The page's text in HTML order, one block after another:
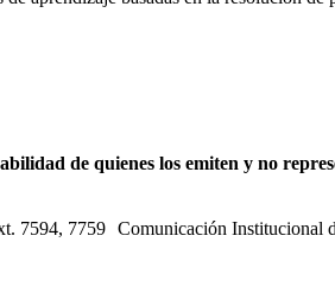
de quienes los emiten y no
7594, 7759 Comunicación